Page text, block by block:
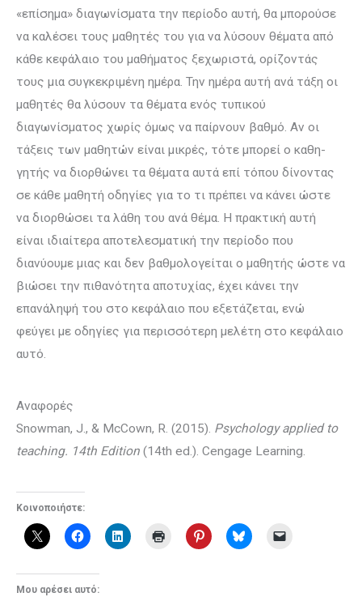
«επίσημα» διαγω­νίσμα­τα την περίοδο αυτή, θα μπορούσε
να καλέσει τους μαθητές του για να λύσουν θέματα από
κάθε κεφάλαιο του μαθήματος ξεχωριστά, ορίζοντάς
τους μια συγκεκριμένη ημέρα. Την ημέρα αυτή ανά τάξη οι
μαθητές θα λύσουν τα θέματα ενός τυπικού
διαγωνίσματος χωρίς όμως να παίρνουν βαθμό. Αν οι
τάξεις των μαθητών είναι μικρές, τότε μπορεί ο καθη­
γητής να διορθώνει τα θέματα αυτά επί τόπου δίνοντας
σε κάθε μαθητή οδη­γίες για το τι πρέπει να κάνει ώστε
να διορθώσει τα λάθη του ανά θέμα. Η πρακτική αυτή
είναι ιδιαίτερα αποτελεσματική την περίοδο που
διανύουμε μιας και δεν βαθμολογείται ο μαθητής ώστε να
βιώσει την πιθανότητα αποτυχίας, έχει κάνει την
επανάληψή του στο κεφάλαιο που εξετάζεται, ενώ
φεύγει με οδηγίες για περισσότερη μελέτη στο κεφάλαιο
αυτό.
Αναφορές
Snowman, J., & McCown, R. (2015). Psychology applied to
teaching. 14th Edition (14th ed.). Cengage Learning.
Κοινοποιήστε:
Μου αρέσει αυτό: